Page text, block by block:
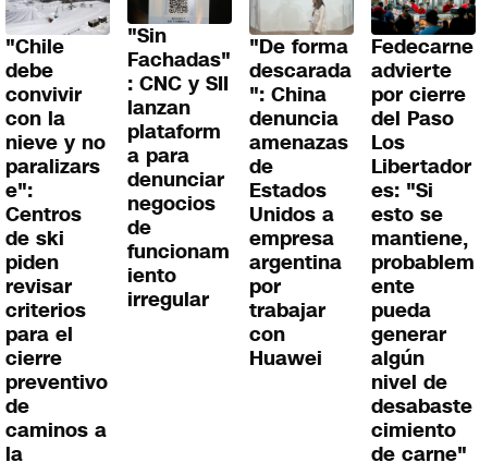
"Chile
debe
convivir
con la
nieve y no
paralizars
e":
Centros
de ski
piden
revisar
criterios
para el
cierre
preventivo
de
caminos a
la
"Sin
Fachadas"
: CNC y SII
lanzan
plataform
a para
denunciar
negocios
de
funcionam
iento
irregular
"De forma
descarada
": China
denuncia
amenazas
de
Estados
Unidos a
empresa
argentina
por
trabajar
con
Huawei
Fedecarne
advierte
por cierre
del Paso
Los
Libertador
es: "Si
esto se
mantiene,
probablem
ente
pueda
generar
algún
nivel de
desabaste
cimiento
de carne"